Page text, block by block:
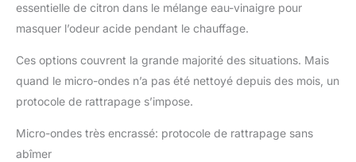
essentielle de citron dans le mélange eau-vinaigre pour
masquer l’odeur acide pendant le chauffage.
Ces options couvrent la grande majorité des situations. Mais
quand le micro-ondes n’a pas été nettoyé depuis des mois, un
protocole de rattrapage s’impose.
Micro-ondes très encrassé: protocole de rattrapage sans
abîmer